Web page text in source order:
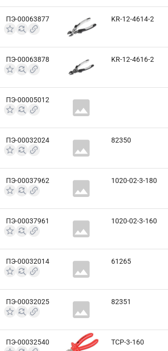
ПЭ-00063877 KR-12-4614-2
ПЭ-00063878 KR-12-4616-2
ПЭ-00005012
ПЭ-00032024 82350
ПЭ-00037962 1020-02-3-180
ПЭ-00037961 1020-02-3-160
ПЭ-00032014 61265
ПЭ-00032025 82351
ПЭ-00032540 TCP-3-160